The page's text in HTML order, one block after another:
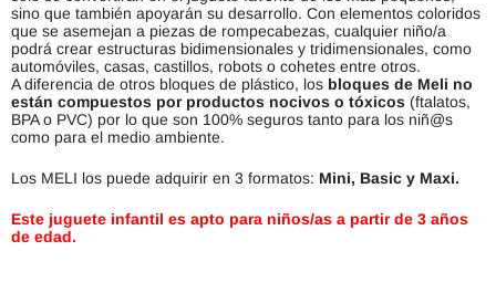
sino que también apoyarán su desarrollo. Con elementos coloridos
que se asemejan a piezas de rompecabezas, cualquier niño/a
podrá crear estructuras bidimensionales y tridimensionales, como
automóviles, casas, castillos, robots o cohetes entre otros.
A diferencia de otros bloques de plástico, los bloques de Meli no
están compuestos por productos nocivos o tóxicos (ftalatos,
BPA o PVC) por lo que son 100% seguros tanto para los niñ@s
como para el medio ambiente.
Los MELI los puede adquirir en 3 formatos: Mini, Basic y Maxi.
Este juguete infantil es apto para niños/as a partir de 3 años
de edad.